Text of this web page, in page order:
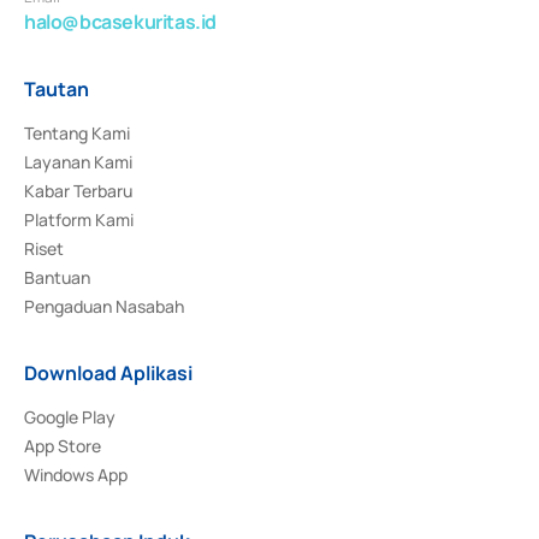
halo@bcasekuritas.id
Tautan
Tentang Kami
Layanan Kami
Kabar Terbaru
Platform Kami
Riset
Bantuan
Pengaduan Nasabah
Download Aplikasi
Google Play
App Store
Windows App